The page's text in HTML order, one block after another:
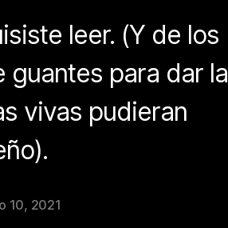
leer. (Y de los
guantes para dar la
vivas pudieran
10, 2021